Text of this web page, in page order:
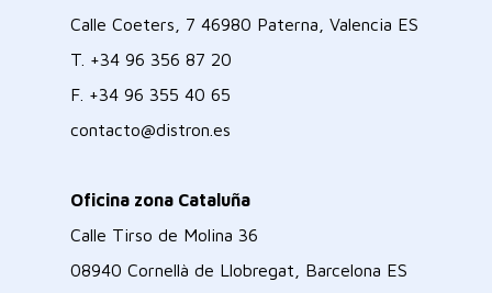
Calle Coeters, 7 46980 Paterna, Valencia ES
T. +34 96 356 87 20
F. +34 96 355 40 65
contacto@distron.es
Oficina zona Cataluña
Calle Tirso de Molina 36
08940 Cornellà de Llobregat, Barcelona ES